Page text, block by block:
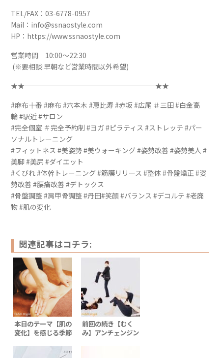
TEL/FAX：03-6778-0957
Mail：info@ssnaostyle.com
HP：https://www.ssnaostyle.com
営業時間 10:00～22:30
(※要相談:早朝など営業時間以外希望)
★★───────────────────★★
#麻布十番 #麻布 #六本木 #恵比寿 #赤坂 #広尾 ＃三田 #白金高
輪 #駅近 #サロン
#完全個室 ＃完全予約制 #ヨガ #ピラティス #ストレッチ #パー
ソナルトレーニング
#フィットネス #美姿勢 #美ウォーキング #姿勢改善 #姿勢美人 #
美脚 #美尻 #ダイエット
#くびれ #体幹トレーニング #筋膜リリース #整体 #骨盤矯正 #姿
勢改善 #腰痛改善 #デトックス
#骨盤調整 #肩甲骨調整 #丹田#笑顔 #バランス #デコルテ #老廃
物 #肌の変化
関連記事はコチラ:
本日のテーマ【肌の
変化】を感じる季節
前回の続き【むく
み】アンチェンジン